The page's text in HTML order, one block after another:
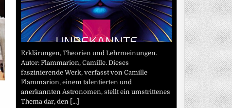
Erklärungen, Theorien und Lehrmeinungen.
Autor: Flammarion, Camille. Dieses
faszinierende Werk, verfasst von Camille
Flammarion, einem talentierten und
anerkannten Astronomen, stellt ein umstrittenes
Thema dar, den [...]